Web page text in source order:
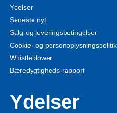
Ydelser
Seneste nyt
Salg-og leveringsbetingelser
Cookie- og personoplysningspolitik
Whistleblower
Bæredygtigheds-rapport
Ydelser